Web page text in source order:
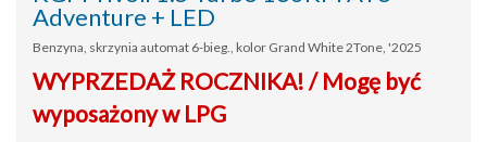
Adventure + LED
Benzyna, skrzynia automat 6-bieg., kolor Grand White 2Tone, '2025
WYPRZEDAŻ ROCZNIKA! / Mogę być
wyposażony w LPG